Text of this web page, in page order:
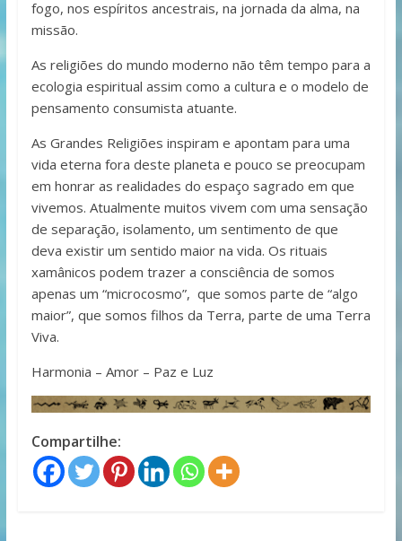
fogo, nos espíritos ancestrais, na jornada da alma, na
missão.
As religiões do mundo moderno não têm tempo para a
ecologia espiritual assim como a cultura e o modelo de
pensamento consumista atuante.
As Grandes Religiões inspiram e apontam para uma
vida eterna fora deste planeta e pouco se preocupam
em honrar as realidades do espaço sagrado em que
vivemos. Atualmente muitos vivem com uma sensação
de separação, isolamento, um sentimento de que
deva existir um sentido maior na vida. Os rituais
xamânicos podem trazer a consciência de somos
apenas um “microcosmo”, que somos parte de “algo
maior”, que somos filhos da Terra, parte de uma Terra
Viva.
Harmonia – Amor – Paz e Luz
Compartilhe: